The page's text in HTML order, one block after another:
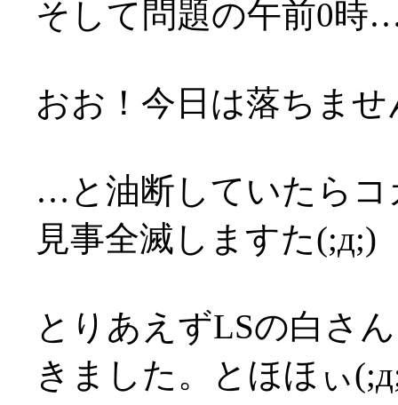
そして問題の午前0時
おお！今日は落ちま
…と油断していたらコ
見事全滅しますた(;д;)
とりあえずLSの白さ
きました。とほほぃ